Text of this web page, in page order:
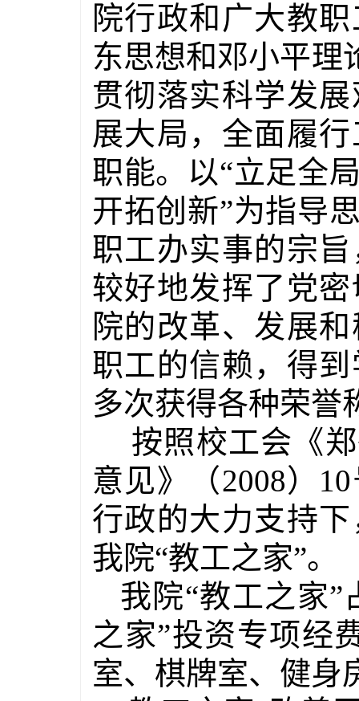
院行政和广大教
东思想和邓小平理
贯彻落实科学发
展大局，全面履
职能。以“立足全
开拓创新”为指导
职工办实事的宗
较好地发挥了党
院的改革、发展
职工的信赖，得
多次获得各种荣誉
按照校工会《
意见》（2008） 10
行政的大力支持
我院“教工之家”。
我院“教工之家”
之家”投资专项经
室、棋牌室、健身